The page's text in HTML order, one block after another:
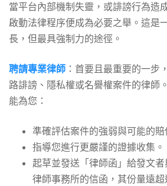
當平台內部機制失靈，或誹謗行為造
啟動法律程序便成為必要之舉。這是
長，但最具強制力的途徑。
聘請專業律師 ：首要且最重要的一步
路誹謗、隱私權或名譽權案件的律師
能為您：
準確評估案件的強弱與可能的賠
指導您進行更嚴謹的證據收集。
起草並發送「律師函」給發文
律師事務所的信函，其份量遠